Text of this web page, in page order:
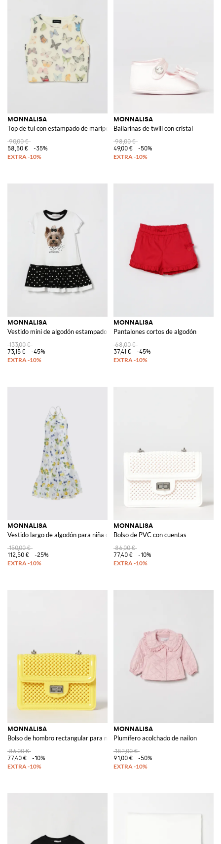
MONNALISA
Top de tul con estampado de mariposas
90,00 €
58,50 €
-35%
MONNALISA
Bailarinas de twill con cristal
98,00 €
49,00 €
-50%
MONNALISA
Vestido mini de algodón estampado
133,00 €
73,15 €
-45%
MONNALISA
Pantalones cortos de algodón
68,00 €
37,41 €
-45%
MONNALISA
Vestido largo de algodón para niña con estampado gráfico y cuello halter
150,00 €
112,50 €
-25%
MONNALISA
Bolso de PVC con cuentas
86,00 €
77,40 €
-10%
MONNALISA
Bolso de hombro rectangular para niña con cuentas y logo metálico
86,00 €
77,40 €
-10%
MONNALISA
Plumífero acolchado de nailon
182,00 €
91,00 €
-50%